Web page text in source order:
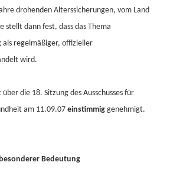
drohenden Alterssicherungen, vom Land
stellt dann fest, dass das Thema
als regelmäßiger, offizieller
wird.
die 18. Sitzung des Ausschusses für
am 11.09.07 einstimmig genehmigt.
Bedeutung